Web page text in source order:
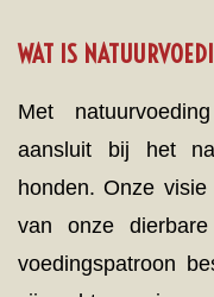
WAT IS
Met
aansluit bij het
honden. Onze
van onze
voedingspatroon